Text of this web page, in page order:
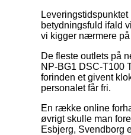
betydningsfuld ifald
vi kigger nærmere
De fleste outlets på
NP-BG1 DSC-T100
forinden et givent
personalet får fri.
En række online
øvrigt skulle man
Esbjerg, Svendborg